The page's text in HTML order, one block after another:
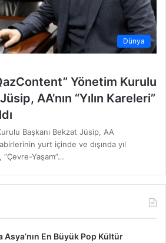
Dünya
Yönetim Kurulu
AA’nın “Yılın Kareleri”
Başkanı Bekzat Jüsip, AA
yurt içinde ve dışında yıl
Yaşam”…
Asya’nın En Büyük Pop Kültür